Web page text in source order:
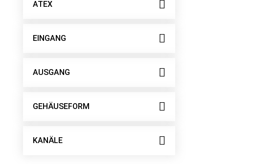
ATEX
EINGANG
AUSGANG
GEHÄUSEFORM
KANÄLE